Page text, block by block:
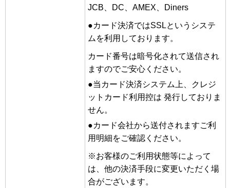
JCB、DC、AMEX、Diners
●カード決済ではSSLというシステ
ムを利用しております。
カード番号は暗号化されて送信され
ますのでご安心ください。
●当カード決済システム上、クレジ
ットカード利用控は 発行しておりま
せん。
●カード会社から送付されますご利
用明細をご確認ください。
※お客様のご利用状態等によって
は、他の決済手段に変更いただく場
合がございます。